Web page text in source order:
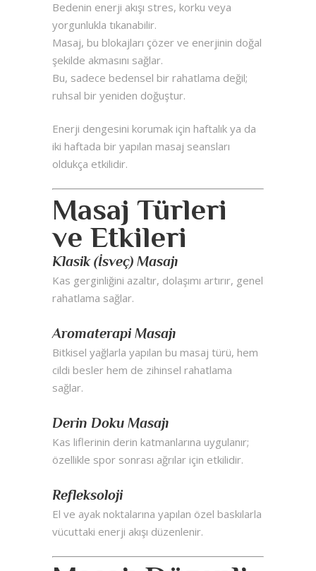
Bedenin enerji akışı stres, korku veya
yorgunlukla tıkanabilir.
Masaj, bu blokajları çözer ve enerjinin doğal
şekilde akmasını sağlar.
Bu, sadece bedensel bir rahatlama değil;
ruhsal bir yeniden doğuştur.
Enerji dengesini korumak için haftalık ya da
iki haftada bir yapılan masaj seansları
oldukça etkilidir.
Masaj Türleri
ve Etkileri
Klasik (İsveç) Masajı
Kas gerginliğini azaltır, dolaşımı artırır, genel
rahatlama sağlar.
Aromaterapi Masajı
Bitkisel yağlarla yapılan bu masaj türü, hem
cildi besler hem de zihinsel rahatlama
sağlar.
Derin Doku Masajı
Kas liflerinin derin katmanlarına uygulanır;
özellikle spor sonrası ağrılar için etkilidir.
Refleksoloji
El ve ayak noktalarına yapılan özel baskılarla
vücuttaki enerji akışı düzenlenir.